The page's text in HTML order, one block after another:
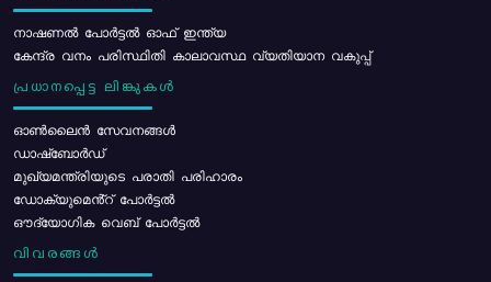
നാഷണൽ പോർട്ടൽ ഓഫ് ഇന്ത്യ
കേന്ദ്ര വനം പരിസ്ഥിതി കാലാവസ്ഥ വ്യതിയാന വകുപ്പ്
പ്രധാനപ്പെട്ട ലിങ്കുകൾ
ഓൺലൈൻ സേവനങ്ങൾ
ഡാഷ്ബോർഡ്
മുഖ്യമന്ത്രിയുടെ പരാതി പരിഹാരം
ഡോക്യുമെൻ്റ് പോർട്ടൽ
ഔദ്യോഗിക വെബ് പോർട്ടൽ
വിവരങ്ങൾ